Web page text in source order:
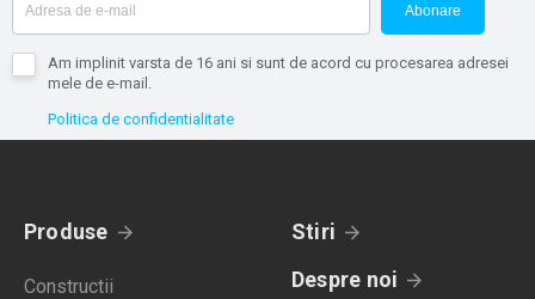
Abonare
Am implinit varsta de 16 ani si sunt de acord cu procesarea adresei
mele de e-mail.
Politica de confidentialitate
Produse
Constructii
Stiri
Despre noi